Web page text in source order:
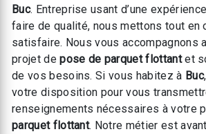
Buc. Entreprise usant d’une
faire de qualité, nous mettons tout en
satisfaire. Nous vous accompagnons
projet depose de parquet flottantet
de vos besoins. Si vous habitez à Buc
votre disposition pour vous
renseignements nécessaires à votre
parquet flottant. Notre métier est